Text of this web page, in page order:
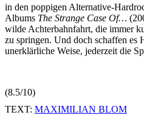
in den poppigen Alternative-
Albums The Strange Case Of…
wilde Achterbahnfahrt, die immer
zu springen. Und doch schaffen es
unerklärliche Weise, jederzeit die
(8.5/10)
TEXT: MAXIMILIAN BLOM